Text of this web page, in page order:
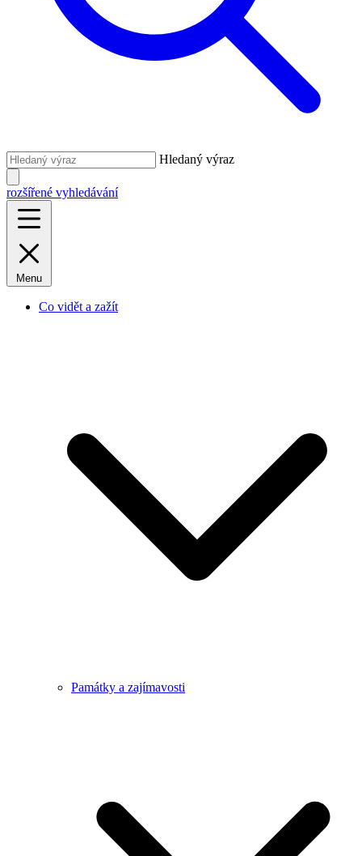
Hledaný výraz
rozšířené vyhledávání
Menu
Co vidět a zažít
Památky a zajímavosti